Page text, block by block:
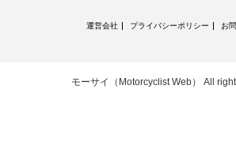
運営会社 プライバシーポリシー お
モーサイ（Motorcyclist Web） All